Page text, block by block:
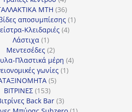
προϊόντα
MTH 3636
προϊόντα
αποσυμπίεσης 11
Κλειδαριές 44
Λάστιχα 11
προϊόν
Μεντεσέδες 22
προϊόντα
Πλαστικά μέρη 44
γωνίες 11
55
ΒΙΤΡΙΝΕΣ 153153
προϊόντα
Back Bar 33